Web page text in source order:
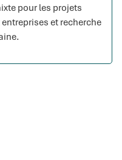
pour les projets
et recherche